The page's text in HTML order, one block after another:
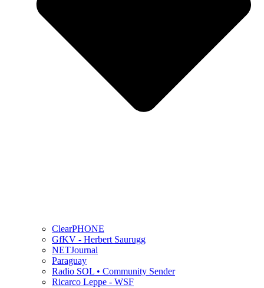
ClearPHONE
GfKV - Herbert Saurugg
NETJournal
Paraguay
Radio SOL • Community Sender
Ricarco Leppe - WSF